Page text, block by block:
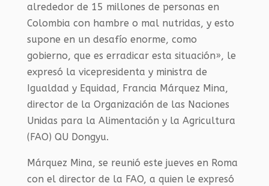
alrededor de 15 millones de personas en
Colombia con hambre o mal nutridas, y esto
supone en un desafío enorme, como
gobierno, que es erradicar esta situación», le
expresó la vicepresidenta y ministra de
Igualdad y Equidad, Francia Márquez Mina,
director de la Organización de las Naciones
Unidas para la Alimentación y la Agricultura
(FAO) QU Dongyu.
Márquez Mina, se reunió este jueves en Roma
con el director de la FAO, a quien le expresó